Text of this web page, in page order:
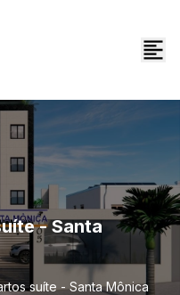
- Santa
suíte - Santa Mônica